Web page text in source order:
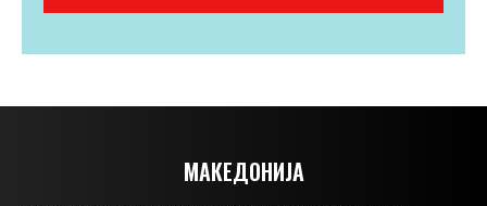
МАКЕДОНИЈА